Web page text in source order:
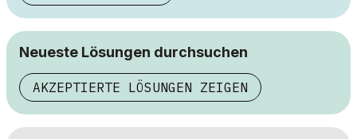
Neueste Lösungen durchsuchen
AKZEPTIERTE LÖSUNGEN ZEIGEN